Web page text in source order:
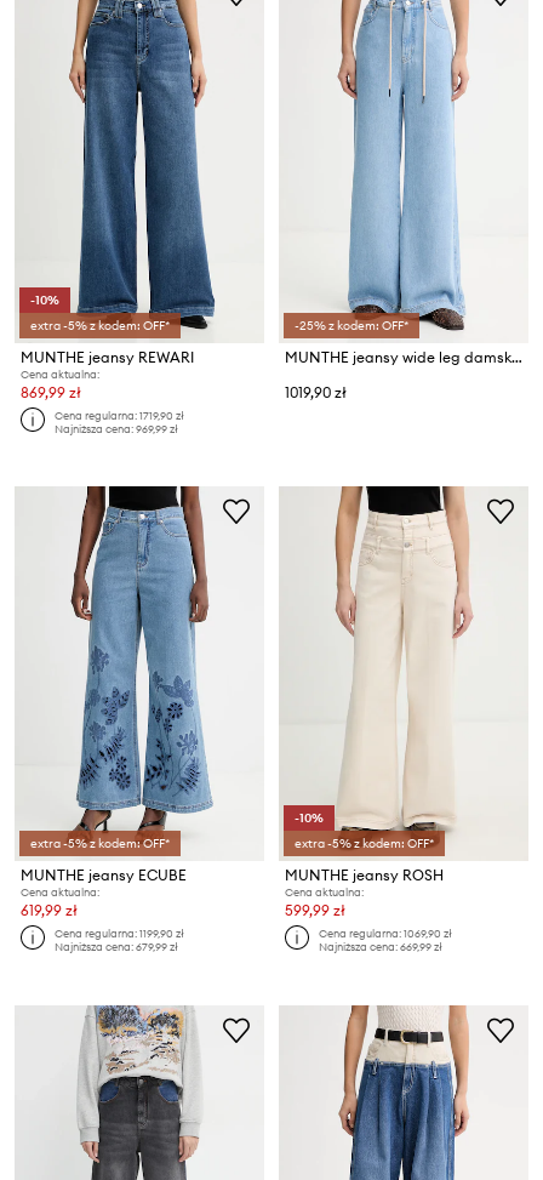
-10%
extra -5% z kodem: OFF*
MUNTHE jeansy REWARI
Cena aktualna:
869,99 zł
Cena regularna:1719,90 zł
Najniższa cena:969,99 zł
-25% z kodem: OFF*
MUNTHE jeansy wide leg damskie OBEY
1019,90 zł
extra -5% z kodem: OFF*
MUNTHE jeansy ECUBE
Cena aktualna:
619,99 zł
Cena regularna:1199,90 zł
Najniższa cena:679,99 zł
-10%
extra -5% z kodem: OFF*
MUNTHE jeansy ROSH
Cena aktualna:
599,99 zł
Cena regularna:1069,90 zł
Najniższa cena:669,99 zł